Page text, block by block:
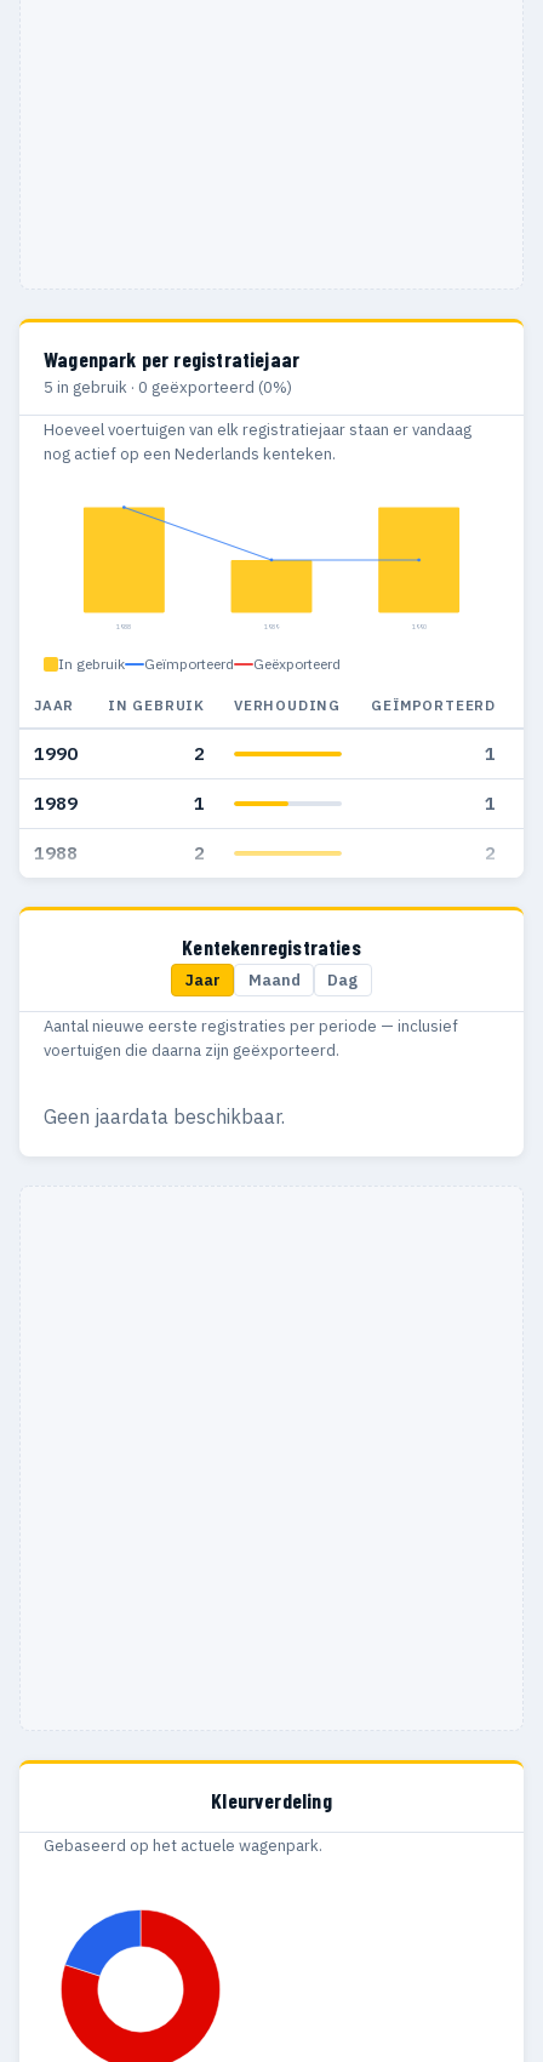
Wagenpark per registratiejaar
5 in gebruik · 0 geëxporteerd (0%)
Hoeveel voertuigen van elk registratiejaar staan er vandaag
nog actief op een Nederlands kenteken.
1988 1989 1990
In gebruik Geïmporteerd Geëxporteerd
JAAR IN GEBRUIK VERHOUDING GEÏMPORTEERD
1990 2 1
1989 1 1
1988 2 2
Kentekenregistraties
Jaar Maand Dag
Aantal nieuwe eerste registraties per periode — inclusief
voertuigen die daarna zijn geëxporteerd.
Geen jaardata beschikbaar.
Kleurverdeling
Gebaseerd op het actuele wagenpark.